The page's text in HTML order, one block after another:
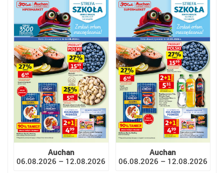
Auchan
06.08.2026 – 12.08.2026
Auchan
06.08.2026 – 12.08.2026